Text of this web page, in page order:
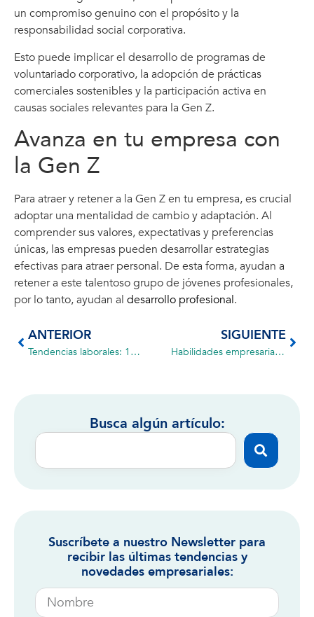
un compromiso genuino con el propósito y la
responsabilidad social corporativa.
Esto puede implicar el desarrollo de programas de
voluntariado corporativo, la adopción de prácticas
comerciales sostenibles y la participación activa en
causas sociales relevantes para la Gen Z.
Avanza en tu empresa con
la Gen Z
Para atraer y retener a la Gen Z en tu empresa, es crucial
adoptar una mentalidad de cambio y adaptación. Al
comprender sus valores, expectativas y preferencias
únicas, las empresas pueden desarrollar estrategias
efectivas para atraer personal. De esta forma, ayudan a
retener a este talentoso grupo de jóvenes profesionales,
por lo tanto, ayudan al desarrollo profesional.
ANTERIOR
Tendencias laborales: 10 predicciones para el trabajo en 2024
SIGUIENTE
Habilidades empresariales o formación académica
Busca algún artículo:
Suscríbete a nuestro Newsletter para
recibir las últimas tendencias y
novedades empresariales: